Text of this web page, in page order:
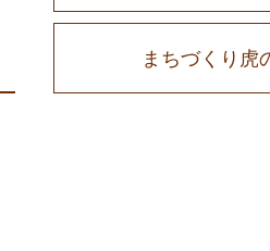
まちづくり虎